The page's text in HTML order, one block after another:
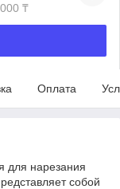
₸
Оплата
для нарезания
собой